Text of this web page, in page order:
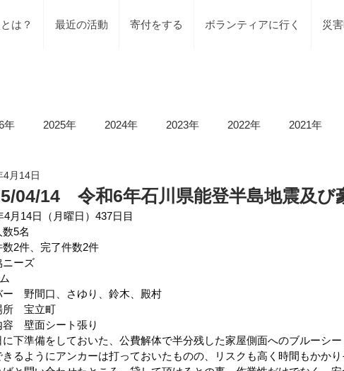
は？ 最近の活動 寄付をする ボランティアに行く 災
年 2025年 2024年 2023年 2022年 2021年
メディア掲載情報
シート張り・床下等）
祢市豪雨水害 令和5年台風2号（沼津市）
５号（静岡市清水区） 令和4年8月豪雨(新潟県村上市） 令
04/14 令和6年石川県能登半島地震及び
4月14日
4月14日（月曜日）437日目
5名
数2件、完了件数2件
ニーズ
ー　野間口、さゆり、鈴木、殿村
所　宝立町
　壁面シート張り
に下準備をしておいた、公費解体で半分残した家屋側面へのブルーシ
きるようにアンカーは打っておいたものの、リスクも高く時間もかか